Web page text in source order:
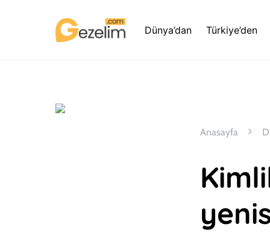
Dünya’dan Türkiye’den
Anasayfa